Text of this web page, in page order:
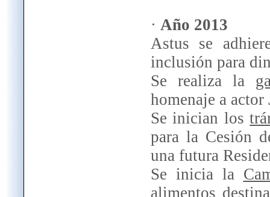
· Año 2013
Astus se
inclusión para
Se realiza la
homenaje a actor
Se inician los
para la Cesión
una futura
Se inicia la
alimentos